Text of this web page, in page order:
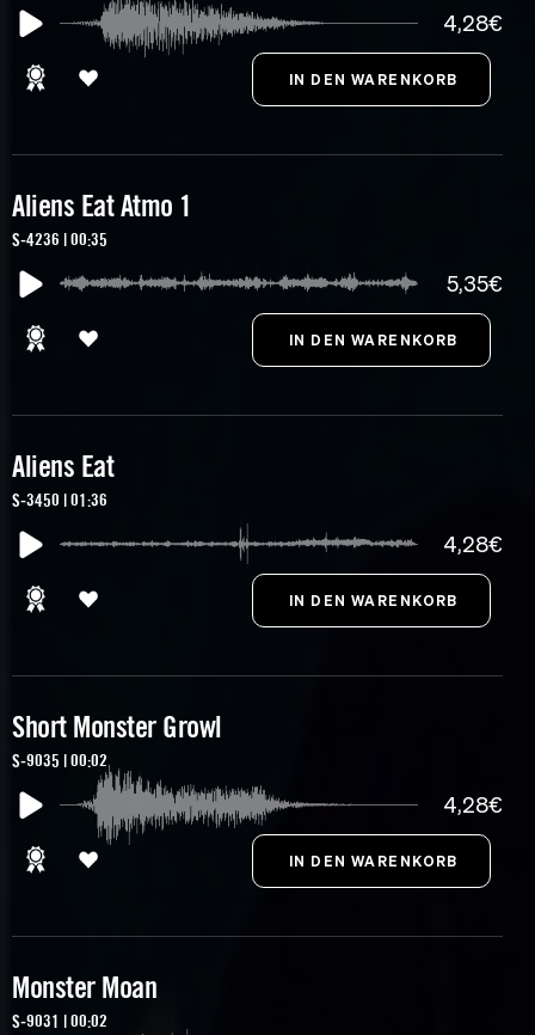
4,28€
Aliens Eat Atmo 1
S-4236 | 00:35
5,35€
Aliens Eat
S-3450 | 01:36
4,28€
Short Monster Growl
S-9035 | 00:02
4,28€
Monster Moan
S-9031 | 00:02